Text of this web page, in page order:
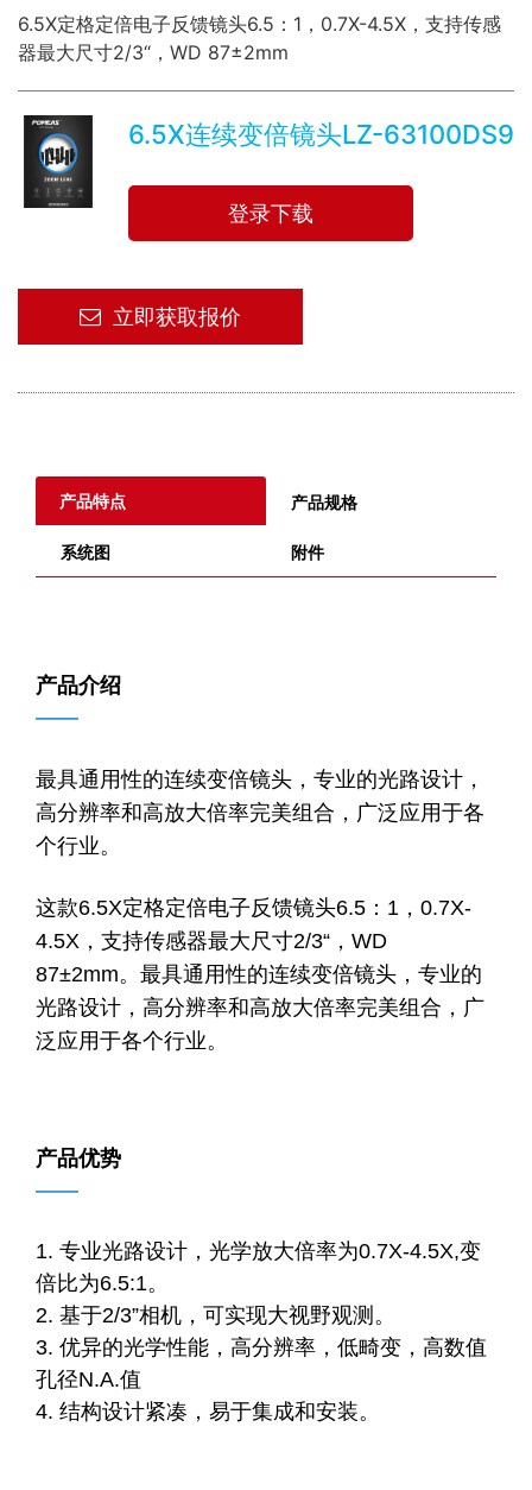
6.5X定格定倍电子反馈镜头6.5：1，0.7X-4.5X，支持传感
器最大尺寸2/3“，WD 87±2mm
6.5X连续变倍镜头LZ-63100DS9
登录下载
立即获取报价
产品特点 产品规格
系统图 附件
产品介绍
——
最具通用性的连续变倍镜头，专业的光路设计，
高分辨率和高放大倍率完美组合，广泛应用于各
个行业。
这款6.5X定格定倍电子反馈镜头6.5：1，0.7X-
4.5X，支持传感器最大尺寸2/3“，WD
87±2mm。最具通用性的连续变倍镜头，专业的
光路设计，高分辨率和高放大倍率完美组合，广
泛应用于各个行业。
产品优势
——
1. 专业光路设计，光学放大倍率为0.7X-4.5X,变
倍比为6.5:1。
2. 基于2/3”相机，可实现大视野观测。
3. 优异的光学性能，高分辨率，低畸变，高数值
孔径N.A.值
4. 结构设计紧凑，易于集成和安装。